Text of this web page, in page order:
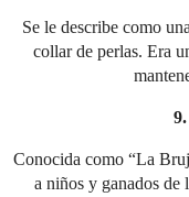
Se le describe como
collar de perlas. Era
Conocida como “La
a niños y ganados de